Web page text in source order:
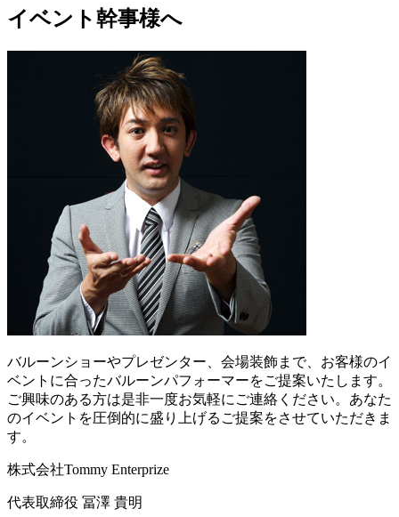
イベント幹事様へ
バルーンショーやプレゼンター、会場装飾まで、お客様のイ
ベントに合ったバルーンパフォーマーをご提案いたします。
ご興味のある方は是非一度お気軽にご連絡ください。あなた
のイベントを圧倒的に盛り上げるご提案をさせていただきま
す。
株式会社Tommy Enterprize
代表取締役 冨澤 貴明